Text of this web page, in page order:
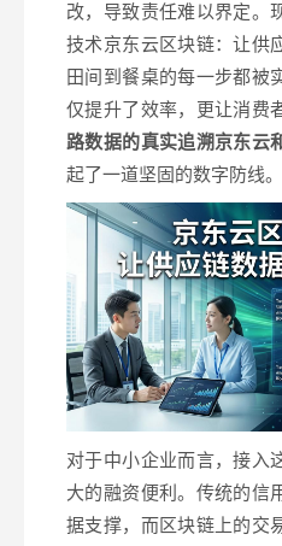
改，导致责任难以界定。
技术京东云区块链：让供
田间到餐桌的每一步都被
仅提升了效率，更让消费
路数据的真实追溯京东云
起了一道坚固的数字防线。
对于中小企业而言，接入
大的融资便利。传统的信
据支撑，而区块链上的交